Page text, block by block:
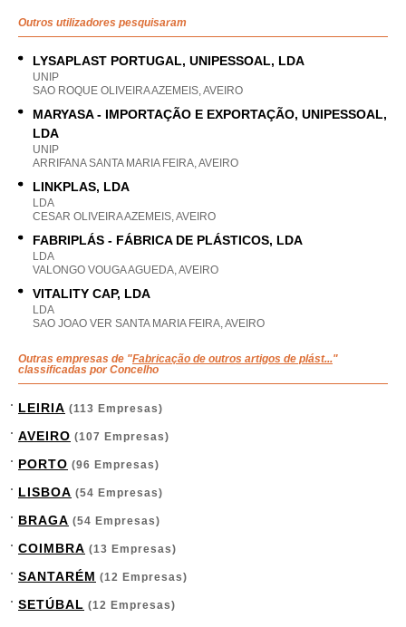
Outros utilizadores pesquisaram
LYSAPLAST PORTUGAL, UNIPESSOAL, LDA
UNIP
SAO ROQUE OLIVEIRA AZEMEIS, AVEIRO
MARYASA - IMPORTAÇÃO E EXPORTAÇÃO, UNIPESSOAL,
LDA
UNIP
ARRIFANA SANTA MARIA FEIRA, AVEIRO
LINKPLAS, LDA
LDA
CESAR OLIVEIRA AZEMEIS, AVEIRO
FABRIPLÁS - FÁBRICA DE PLÁSTICOS, LDA
LDA
VALONGO VOUGA AGUEDA, AVEIRO
VITALITY CAP, LDA
LDA
SAO JOAO VER SANTA MARIA FEIRA, AVEIRO
Outras empresas de "Fabricação de outros artigos de plást..."
classificadas por Concelho
LEIRIA (113 Empresas)
AVEIRO (107 Empresas)
PORTO (96 Empresas)
LISBOA (54 Empresas)
BRAGA (54 Empresas)
COIMBRA (13 Empresas)
SANTARÉM (12 Empresas)
SETÚBAL (12 Empresas)